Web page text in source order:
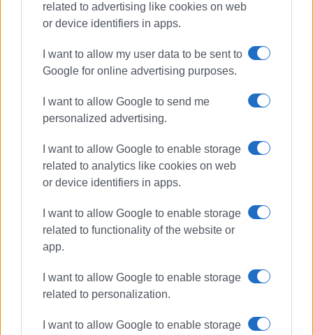
related to advertising like cookies on web
or device identifiers in apps.
I want to allow my user data to be sent to
Google for online advertising purposes.
I want to allow Google to send me
personalized advertising.
I want to allow Google to enable storage
related to analytics like cookies on web
or device identifiers in apps.
I want to allow Google to enable storage
related to functionality of the website or
app.
I want to allow Google to enable storage
related to personalization.
I want to allow Google to enable storage
Συνδρομητές στο e-paper